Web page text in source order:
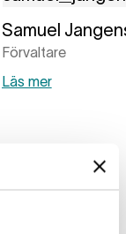
Samuel
Förvaltare
Läs mer